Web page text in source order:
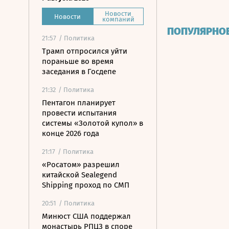
Новости Новости
компаний
21:57 / Политика
Трамп отпросился уйти
пораньше во время
заседания в Госдепе
21:32 / Политика
Пентагон планирует
провести испытания
системы «Золотой купол» в
конце 2026 года
21:17 / Политика
«Росатом» разрешил
китайской Sealegend
Shipping проход по СМП
20:51 / Политика
Минюст США поддержал
монастырь РПЦЗ в споре